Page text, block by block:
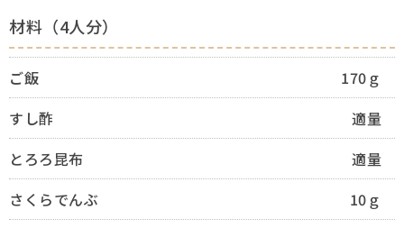
材料（4人分）
ご飯
170ｇ
すし酢
適量
とろろ昆布
適量
さくらでんぶ
10ｇ